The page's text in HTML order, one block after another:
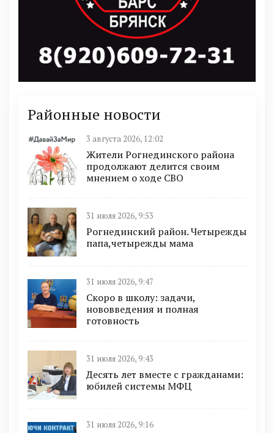
Районные новости
3 августа 2026, 12:02
Жители Рогнединского района
продолжают делится своим
мнением о ходе СВО
31 июля 2026, 9:53
Рогнединский район. Четырежды
папа,четырежды мама
31 июля 2026, 9:47
Скоро в школу: задачи,
нововведения и полная
готовность
31 июля 2026, 9:43
Десять лет вместе с гражданами:
юбилей системы МФЦ
31 июля 2026, 9:16